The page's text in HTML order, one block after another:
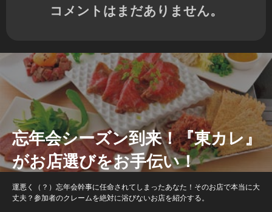
コメントはまだありません。
忘年会シーズン到来！『東カレ』
がお店選びをお手伝い！
運悪く（？）忘年会幹事に任命されてしまったあなた！そのお店で本当に大
丈夫？参加者のクレームを絶対に浴びないお店を紹介する。